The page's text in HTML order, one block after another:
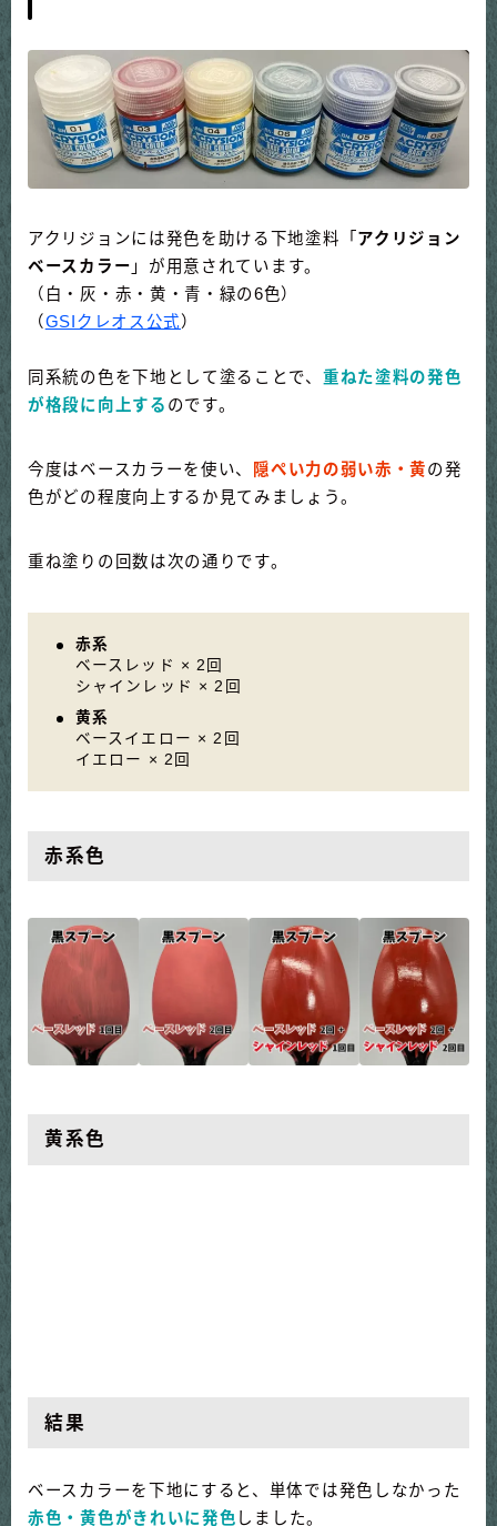
アクリジョンには発色を助ける下地塗料「 アクリジョン
ベースカラー 」が用意されています。
（白・灰・赤・黄・青・緑の6色）
（GSIクレオス公式）
同系統の色を下地として塗ることで、 重ねた塗料の発色
が格段に向上する のです。
今度はベースカラーを使い、 隠ぺい力の弱い赤・黄の発
色がどの程度向上するか見てみましょう。
重ね塗りの回数は次の通りです。
赤系
ベースレッド × 2回
シャインレッド × 2回
黄系
ベースイエロー × 2回
イエロー × 2回
赤系色
黄系色
結果
ベースカラーを下地にすると、単体では発色しなかった
赤色・黄色がきれいに発色 しました。